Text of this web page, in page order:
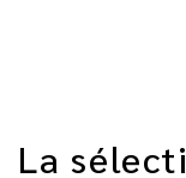
La